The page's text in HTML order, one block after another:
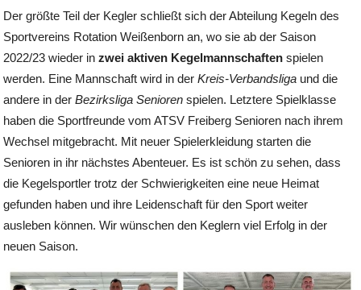
Der größte Teil der Kegler schließt sich der Abteilung Kegeln des
Sportvereins Rotation Weißenborn an, wo sie ab der Saison
2022/23 wieder inzwei aktiven Kegelmannschaften spielen
werden. Eine Mannschaft wird in derKreis-Verbandsliga und die
andere in der Bezirksliga Senioren spielen. Letztere Spielklasse
haben die Sportfreunde vom ATSV Freiberg Senioren nach ihrem
Wechsel mitgebracht. Mit neuer Spielerkleidung starten die
Senioren in ihr nächstes Abenteuer. Es ist schön zu sehen, dass
die Kegelsportler trotz der Schwierigkeiten eine neue Heimat
gefunden haben und ihre Leidenschaft für den Sport weiter
ausleben können. Wir wünschen den Keglern viel Erfolg in der
neuen Saison.